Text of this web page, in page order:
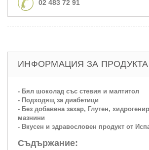
02 483 72 91
ИНФОРМАЦИЯ ЗА ПРОДУКТА
- Бял шоколад със стевия и малтитол
- Подходящ за диабетици
- Без добавена захар, Глутен,
мазнини
- Вкусен и здравословен продукт от
Съдържание: